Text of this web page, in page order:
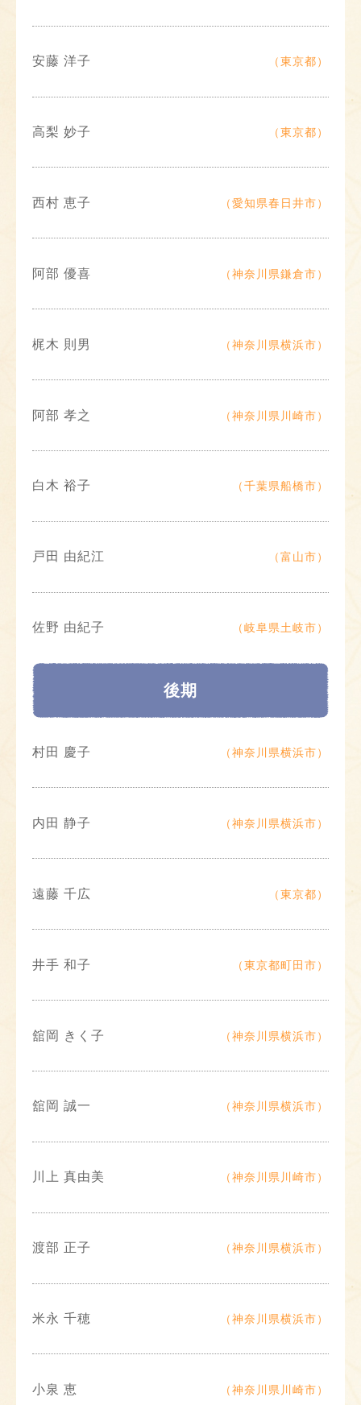
安藤 洋子 （東京都）
高梨 妙子 （東京都）
西村 恵子 （愛知県春日井市）
阿部 優喜 （神奈川県鎌倉市）
梶木 則男 （神奈川県横浜市）
阿部 孝之 （神奈川県川崎市）
白木 裕子 （千葉県船橋市）
戸田 由紀江 （富山市）
佐野 由紀子 （岐阜県土岐市）
後期
村田 慶子 （神奈川県横浜市）
内田 静子 （神奈川県横浜市）
遠藤 千広 （東京都）
井手 和子 （東京都町田市）
舘岡 きく子 （神奈川県横浜市）
舘岡 誠一 （神奈川県横浜市）
川上 真由美 （神奈川県川崎市）
渡部 正子 （神奈川県横浜市）
米永 千穂 （神奈川県横浜市）
小泉 恵 （神奈川県川崎市）